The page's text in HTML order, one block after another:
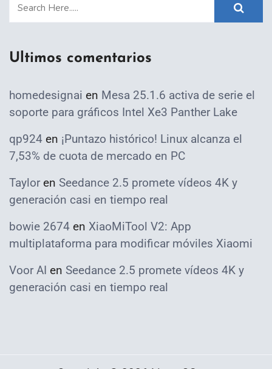
Ultimos comentarios
homedesignai en Mesa 25.1.6 activa de serie el
soporte para gráficos Intel Xe3 Panther Lake
qp924 en ¡Puntazo histórico! Linux alcanza el
7,53% de cuota de mercado en PC
Taylor en Seedance 2.5 promete vídeos 4K y
generación casi en tiempo real
bowie 2674 en XiaoMiTool V2: App
multiplataforma para modificar móviles Xiaomi
Voor AI en Seedance 2.5 promete vídeos 4K y
generación casi en tiempo real